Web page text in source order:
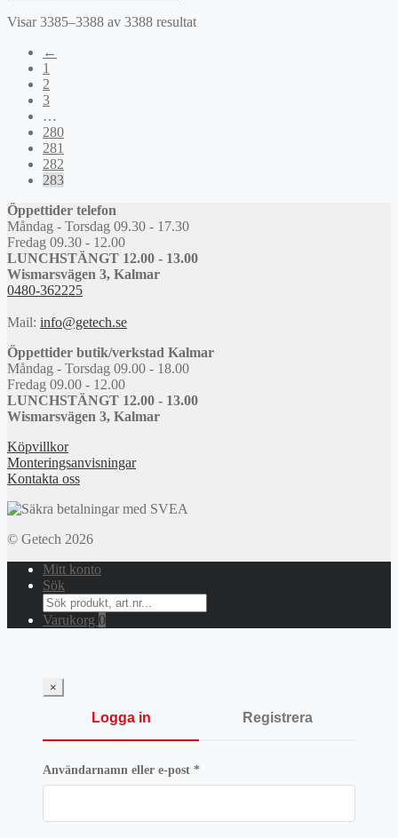
995 kr.
746,25 kr.
Visar 3385–3388 av 3388 resultat
←
1
2
3
…
280
281
282
283
Öppettider telefon
Måndag - Torsdag 09.30 - 17.30
Fredag 09.30 - 12.00
LUNCHSTÄNGT 12.00 - 13.00
Wismarsvägen 3, Kalmar
0480-362225
Mail: info@getech.se
Öppettider butik/verkstad Kalmar
Måndag - Torsdag 09.00 - 18.00
Fredag 09.00 - 12.00
LUNCHSTÄNGT 12.00 - 13.00
Wismarsvägen 3, Kalmar
Köpvillkor
Monteringsanvisningar
Kontakta oss
© Getech 2026
Mitt konto
Sök
Search
for:
Varukorg 0
×
Logga in Registrera
Användarnamn eller e-post *Obligatoriskt